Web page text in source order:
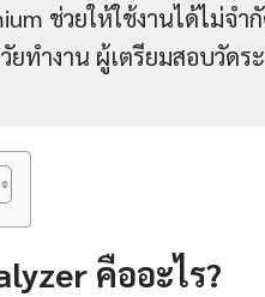
ช่วยให้ใช้งานได้ไม่จ
ยทำงาน ผู้เตรียมสอบวั
คืออะไร?